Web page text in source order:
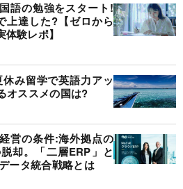
語の勉強をスタート!
上達した?【ゼロから
験レポ】
み留学で英語力アッ
オススメの国は?
営の条件:海外拠点の
却。「二層ERP」と
ータ統合戦略とは